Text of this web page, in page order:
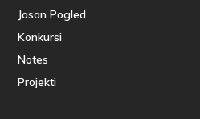
Jasan Pogled
Konkursi
Notes
Projekti